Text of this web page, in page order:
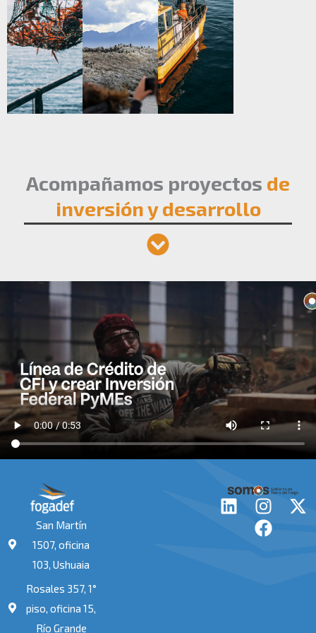
Acompañamos proyectos de
inversión y desarrollo
San Martín
1507, oficina
103, Ushuaia
Rosales 357, 1°
piso, oficina 15,
Río Grande
L
I
n
s
X
F
a
c